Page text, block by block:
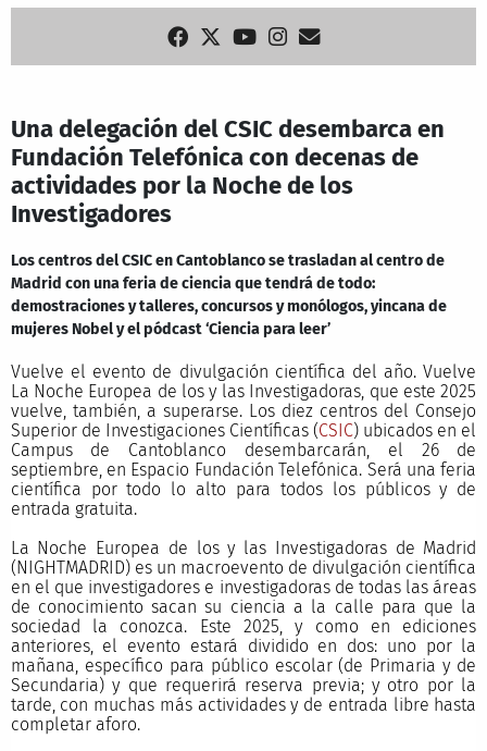
Una delegación del CSIC desembarca en
Fundación Telefónica con decenas de
actividades por la Noche de los
Investigadores
Los centros del CSIC en Cantoblanco se trasladan al centro de
Madrid con una feria de ciencia que tendrá de todo:
demostraciones y talleres, concursos y monólogos, yincana de
mujeres Nobel y el pódcast ‘Ciencia para leer’
Vuelve el evento de divulgación científica del año. Vuelve
La Noche Europea de los y las Investigadoras, que este 2025
vuelve, también, a superarse. Los diez centros del Consejo
Superior de Investigaciones Científicas (CSIC) ubicados en el
Campus de Cantoblanco desembarcarán, el 26 de
septiembre, en Espacio Fundación Telefónica. Será una feria
científica por todo lo alto para todos los públicos y de
entrada gratuita.
La Noche Europea de los y las Investigadoras de Madrid
(NIGHTMADRID) es un macroevento de divulgación científica
en el que investigadores e investigadoras de todas las áreas
de conocimiento sacan su ciencia a la calle para que la
sociedad la conozca. Este 2025, y como en ediciones
anteriores, el evento estará dividido en dos: uno por la
mañana, específico para público escolar (de Primaria y de
Secundaria) y que requerirá reserva previa; y otro por la
tarde, con muchas más actividades y de entrada libre hasta
completar aforo.